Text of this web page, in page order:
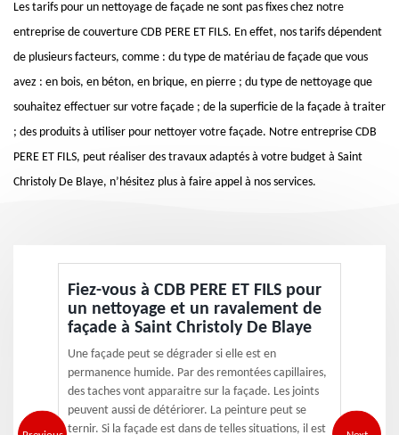
Les tarifs pour un nettoyage de façade ne sont pas fixes chez notre
entreprise de couverture CDB PERE ET FILS. En effet, nos tarifs dépendent
de plusieurs facteurs, comme : du type de matériau de façade que vous
avez : en bois, en béton, en brique, en pierre ; du type de nettoyage que
souhaitez effectuer sur votre façade ; de la superficie de la façade à traiter
; des produits à utiliser pour nettoyer votre façade. Notre entreprise CDB
PERE ET FILS, peut réaliser des travaux adaptés à votre budget à Saint
Christoly De Blaye, n’hésitez plus à faire appel à nos services.
Fiez-vous à CDB PERE ET FILS pour
un nettoyage et un ravalement de
façade à Saint Christoly De Blaye
Une façade peut se dégrader si elle est en
permanence humide. Par des remontées capillaires,
des taches vont apparaitre sur la façade. Les joints
peuvent aussi de détériorer. La peinture peut se
ternir. Si la façade est dans de telles situations, il est